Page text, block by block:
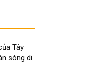
Tây
sóng di